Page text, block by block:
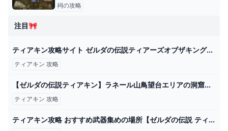
祠の攻略
注目🎀
ティアキン攻略サイト ゼルダの伝説ティアーズオブザキングダム - ゲームライン
ティアキン 攻略
【ゼルダの伝説ティアキン】ラネール山鳥望台エリアの洞窟＆マヨイを全攻略 Part127 - YouTube
ティアキン 攻略
ティアキン攻略 おすすめ武器集めの場所【ゼルダの伝説 ティアーズオブザキングダム】